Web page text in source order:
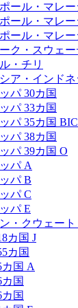
ール・マレ
ール・マレ
ール・マレ
ク・スウェー
・チリ
ア・インドネ
パ 30カ国
パ 33カ国
パ 35カ国
パ 38カ国
パ 39カ国 O
パ A
パ B
パ C
パ E
・クウェー
カ国 J
カ国
国 A
国
国